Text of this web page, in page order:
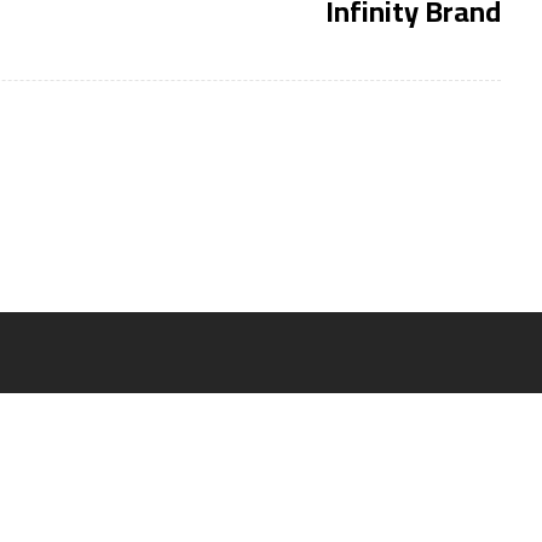
Infinity Brand